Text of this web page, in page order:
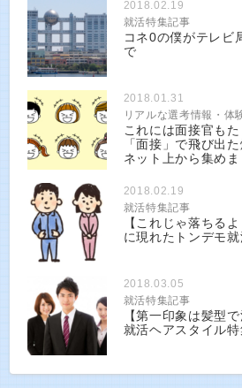
2018.02.19
就活特集記事
コネ0の僕がテレビ
で
2018.01.31
リアルな選考情報・体
これには面接官も
「面接」で飛び出
ネット上から集めま
2018.02.19
就活特集記事
【これじゃ落ちる
に現れたトンデモ就
2018.03.05
就活特集記事
【第一印象は髪型
就活ヘアスタイル特